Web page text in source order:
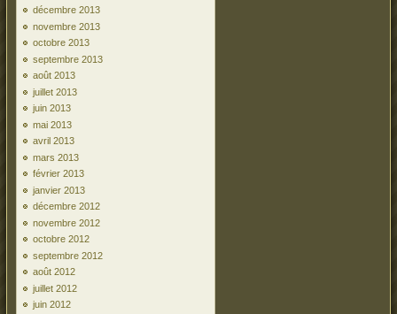
décembre 2013
novembre 2013
octobre 2013
septembre 2013
août 2013
juillet 2013
juin 2013
mai 2013
avril 2013
mars 2013
février 2013
janvier 2013
décembre 2012
novembre 2012
octobre 2012
septembre 2012
août 2012
juillet 2012
juin 2012